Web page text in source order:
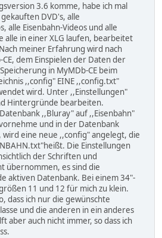
3.6 komme, habe ich mal
DVD's, alle
alle Eisenbahn-Videos und alle
alle in einer XLG laufen, bearbeitet
meiner Erfahrung wird nach
dem Einspielen der Daten der
in MyMDb-CE beim
,,config" EINE ,,config.txt"
wird. Unter ,,Einstellungen"
Hintergründe bearbeiten.
,,Bluray" auf ,,Eisenbahn"
und in der Datenbank
wird eine neue ,,config" angelegt, die
Die Einstellungen
der Schriften und
übernommen, es sind die
aktiven Datenbank. Bei einem 34"-
11 und 12 für mich zu klein.
dass ich nur die gewünschte
und die anderen in ein anderes
aber auch nicht immer, so dass ich